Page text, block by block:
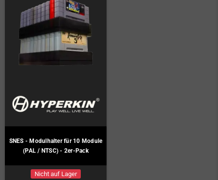
SNES - Modulhalter für 10 Module
(PAL / NTSC) - 2er-Pack
Nicht auf Lager